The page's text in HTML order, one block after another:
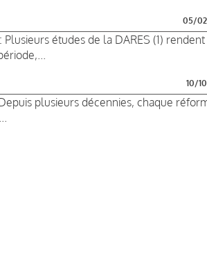
05/
: Plusieurs études de la DARES (1) rendent
10/
plusieurs décennies, chaque